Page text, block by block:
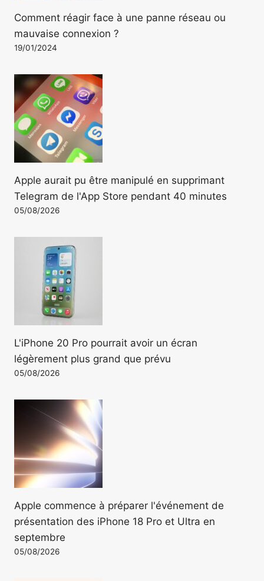
Comment réagir face à une panne réseau ou
mauvaise connexion ?
19/01/2024
Apple aurait pu être manipulé en supprimant
Telegram de l'App Store pendant 40 minutes
05/08/2026
L'iPhone 20 Pro pourrait avoir un écran
légèrement plus grand que prévu
05/08/2026
Apple commence à préparer l'événement de
présentation des iPhone 18 Pro et Ultra en
septembre
05/08/2026